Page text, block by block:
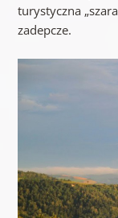
turystyczna
zadepcze.